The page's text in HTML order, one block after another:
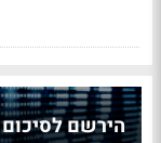
הירשם